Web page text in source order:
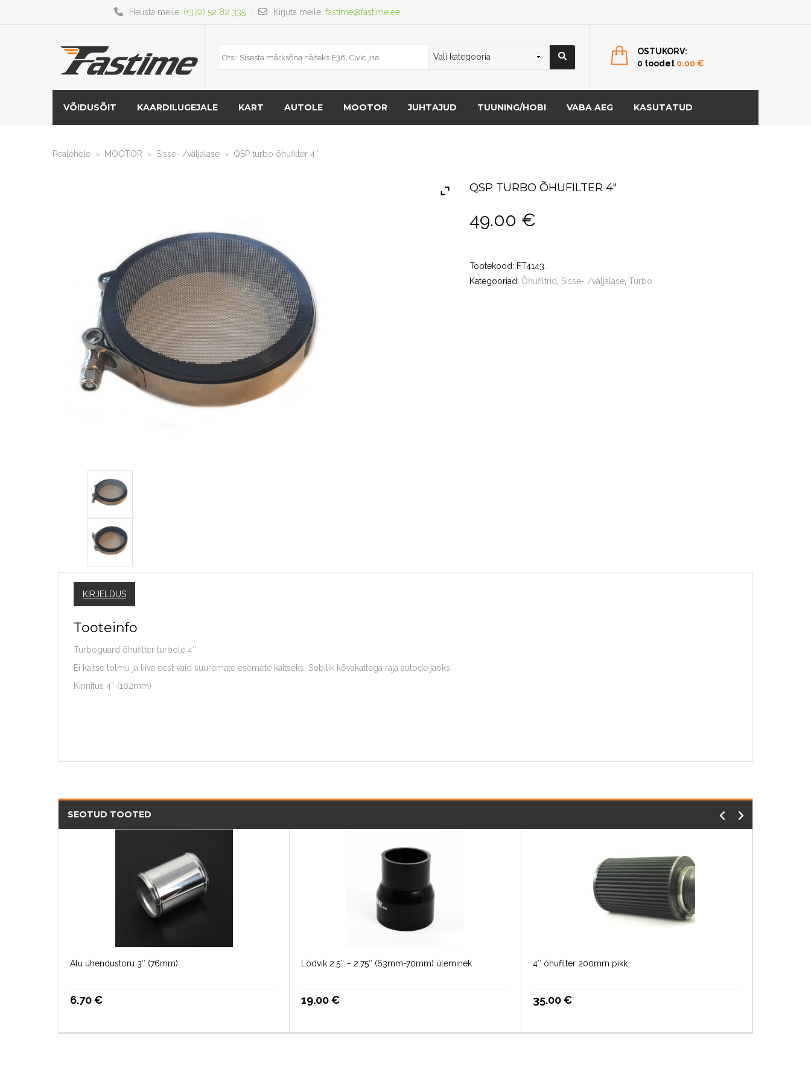
Kirjuta meile: fastime@fastime.ee
Helista meile: (+372) 52 82 335
OSTUKORV:
0 toodet 0.00 €
VÕIDUSÕIT KAARDILUGEJALE KART AUTOLE MOOTOR JUHTAJUD TUUNING/HOBI VABA AEG KASUTATUD
Pealehele > MOOTOR > Sisse- /väljalase > QSP turbo õhufilter 4″
QSP TURBO ÕHUFILTER 4″
49.00 €
Tootekood: FT4143
Kategooriad: Õhufiltrid Sisse- /väljalase ,Turbo
KIRJELDUS
Tooteinfo
Turboguard õhufilter turbole 4″
Ei kaitse tolmu ja liiva eest vaid suuremate esemete kaitseks. Sobilik kõvakattega raja autode jaoks.
Kinnitus 4″ (102mm)
SEOTUD TOOTED
Alu ühendustoru 3″ (76mm)
6.70€
Lõdvik 2.5″ – 2.75″ (63mm-70mm) üleminek
19.00€
4″ õhufilter 200mm pikk
35.00€